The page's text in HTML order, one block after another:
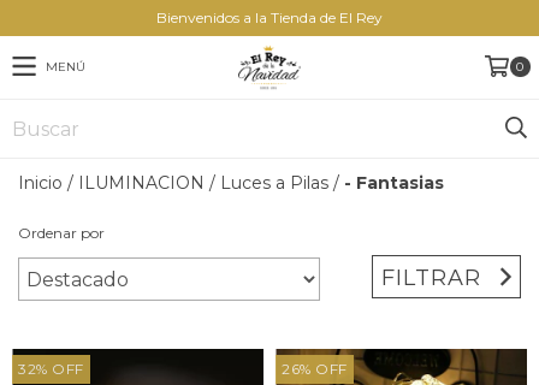
Bienvenidos a la Tienda de El Rey
MENÚ 0
Inicio / ILUMINACION / Luces a Pilas / - Fantasias
Ordenar por
FILTRAR
32% OFF 26% OFF